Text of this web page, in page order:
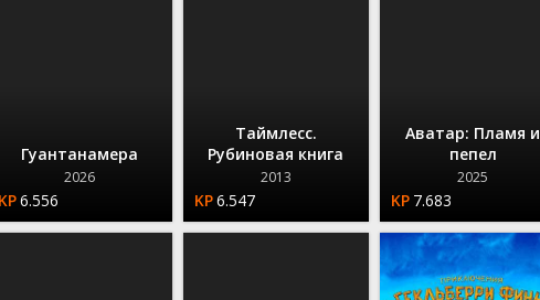
Гуантанамера
2026
6.556
Таймлесс.
Рубиновая книга
2013
6.547
Аватар: Пламя и
пепел
2025
7.683